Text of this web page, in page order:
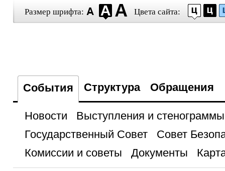
Размер шрифта: Цвета сайта:
События Структура Обращения
Новости
Выступления и стенограммы
Государственный Совет
Совет
Комиссии и советы
Документы